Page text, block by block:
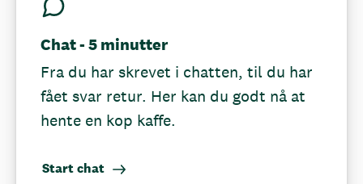
Chat - 5 minutter
Fra du har skrevet i chatten, til du har
fået svar retur. Her kan du godt nå at
hente en kop kaffe.
Start chat